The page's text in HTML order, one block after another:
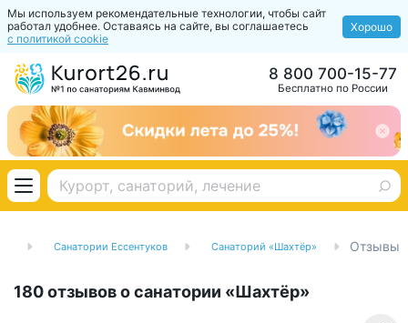
Мы используем рекомендательные технологии, чтобы сайт
работал удобнее. Оставаясь на сайте, вы соглашаетесь
с политикой cookie
Хорошо
Бесплатно по России
8 800 700-15-77
Санатории Ессентуков Санаторий «Шахтёр» Отзывы
180 отзывов о санатории «Шахтёр»